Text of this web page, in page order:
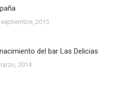
2015
del bar Las Delicias
2014